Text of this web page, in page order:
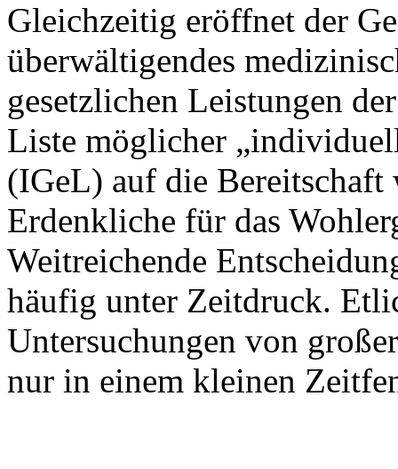
Gleichzeitig eröffnet der
überwältigendes
gesetzlichen Leistungen
Liste möglicher
(IGeL) auf die Bereitschaft
Erdenkliche für das
Weitreichende
häufig unter Zeitdruck.
Untersuchungen von
nur in einem kleinen